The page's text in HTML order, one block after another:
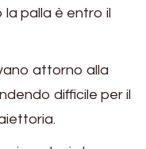
palla è entro il
attorno alla
difficile per il